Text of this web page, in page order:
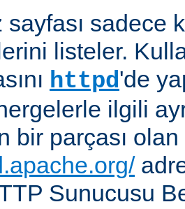
sayfası sadece
listeler.
httpd'de
ilgili
bir parçası
Sunucusu